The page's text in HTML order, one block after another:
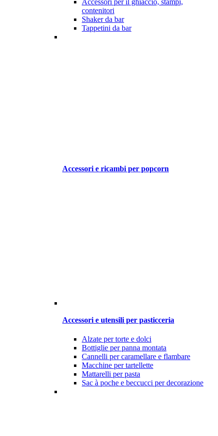
Accessori per il ghiaccio, stampi,
contenitori
Shaker da bar
Tappetini da bar
Accessori e ricambi per popcorn
Accessori e utensili per pasticceria
Alzate per torte e dolci
Bottiglie per panna montata
Cannelli per caramellare e flambare
Macchine per tartellette
Mattarelli per pasta
Sac à poche e beccucci per decorazione